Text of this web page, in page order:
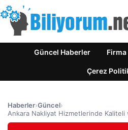
Güncel Haberler Firma
Çerez
Haberler›Güncel›
Ankara Nakliyat Hizmetlerinde